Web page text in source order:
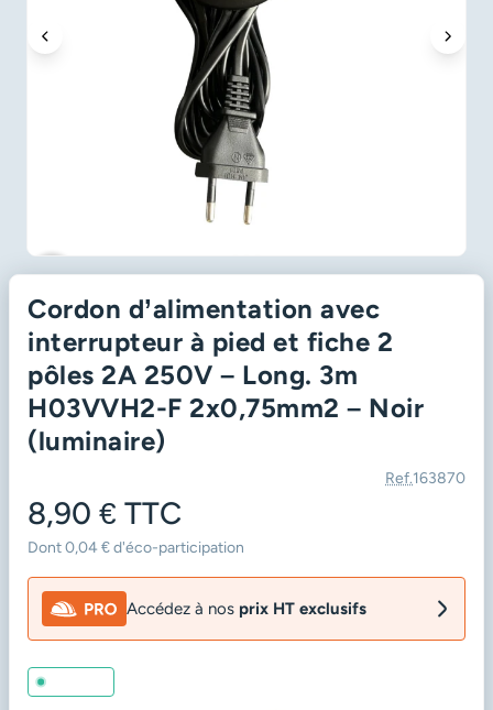
favorite_border
Cordon d’alimentation avec
interrupteur à pied et fiche 2
pôles 2A 250V – Long. 3m
H03VVH2-F 2x0,75mm2 – Noir
(luminaire)
Ref.163870
8,90 € TTC
Dont 0,04 € d'éco-participation
Accédez à nos prix HT exclusifs